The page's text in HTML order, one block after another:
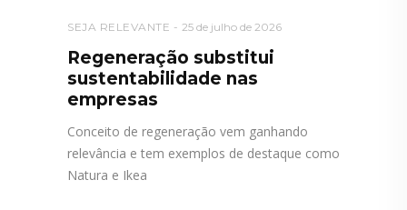
SEJA RELEVANTE 25 de julho de 2026
Regeneração substitui
sustentabilidade nas
empresas
Conceito de regeneração vem ganhando
relevância e tem exemplos de destaque como
Natura e Ikea